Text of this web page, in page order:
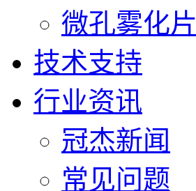
微孔雾化片
技术支持
行业资讯
冠杰新闻
常见问题